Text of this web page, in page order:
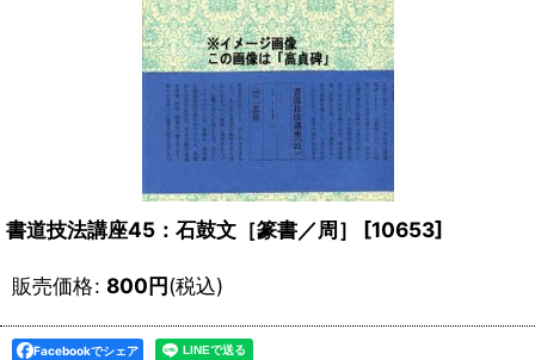
書道技法講座45：石鼓文［篆書／周］ [10653]
販売価格: 800円(税込)
Facebookでシェア